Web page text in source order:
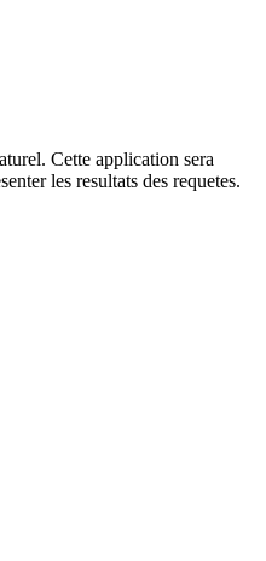
Cette application sera
les resultats des requetes.